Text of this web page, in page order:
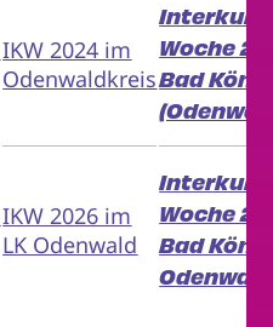
IKW 2024 im
Odenwaldkreis
Woche
Bad
IKW 2026 im
LK Odenwald
Woche
Bad